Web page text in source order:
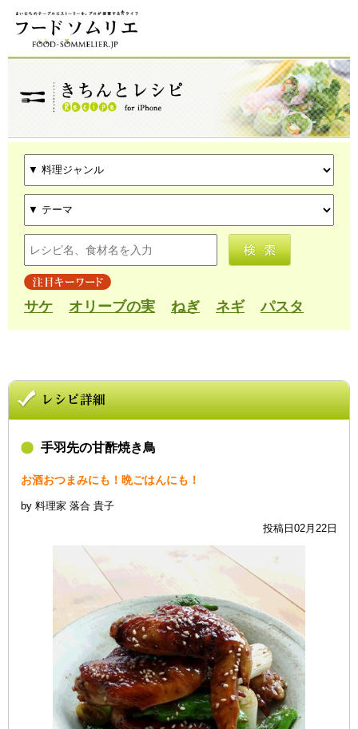
サケ オリーブの実 ねぎ ネギ パスタ
手羽先の甘酢焼き鳥
お酒おつまみにも！晩ごはんにも！
by 料理家 落合 貴子
投稿日02月22日